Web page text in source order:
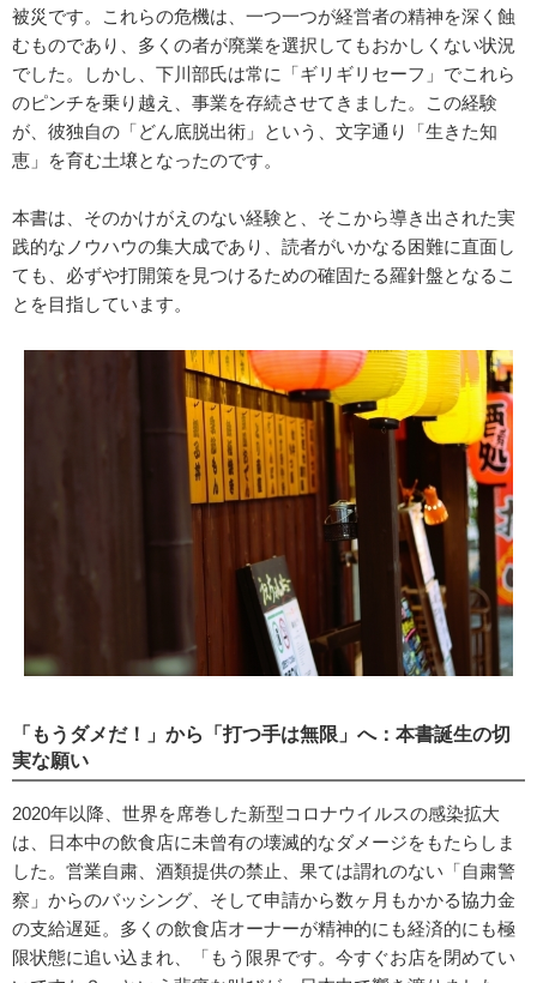
被災です。これらの危機は、一つ一つが経営者の精神を深く蝕
むものであり、多くの者が廃業を選択してもおかしくない状況
でした。しかし、下川部氏は常に「ギリギリセーフ」でこれら
のピンチを乗り越え、事業を存続させてきました。この経験
が、彼独自の「どん底脱出術」という、文字通り「生きた知
恵」を育む土壌となったのです。
本書は、そのかけがえのない経験と、そこから導き出された実
践的なノウハウの集大成であり、読者がいかなる困難に直面し
ても、必ずや打開策を見つけるための確固たる羅針盤となるこ
とを目指しています。
「もうダメだ！」から「打つ手は無限」へ：本書誕生の切
実な願い
2020年以降、世界を席巻した新型コロナウイルスの感染拡大
は、日本中の飲食店に未曾有の壊滅的なダメージをもたらしま
した。営業自粛、酒類提供の禁止、果ては謂れのない「自粛警
察」からのバッシング、そして申請から数ヶ月もかかる協力金
の支給遅延。多くの飲食店オーナーが精神的にも経済的にも極
限状態に追い込まれ、「もう限界です。今すぐお店を閉めてい